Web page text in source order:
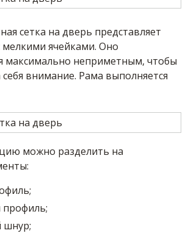
сетка на дверь представляет
мелкими ячейками. Оно
максимально неприметным, чтобы
внимание. Рама выполняется
можно разделить на
шнур;